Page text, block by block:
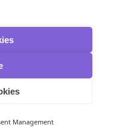
Management